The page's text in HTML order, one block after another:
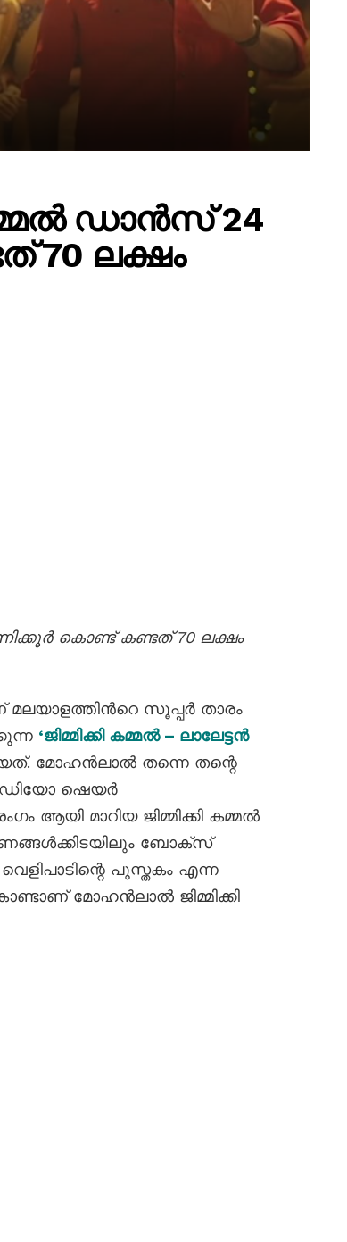
കമ്മല്‍ ഡാന്‍സ് 24
70 ലക്ഷം
കൊണ്ട് കണ്ടത് 70 ലക്ഷം
സൂപ്പർ താരം
‘ജിമ്മിക്കി കമ്മൽ – ലാലേട്ടൻ
മോഹൻലാൽ തന്നെ തന്റെ
ഷെയർ
മാറിയ ജിമ്മിക്കി കമ്മൽ
ബോക്സ്
പുസ്തകം എന്ന
മോഹൻലാൽ ജിമ്മിക്കി